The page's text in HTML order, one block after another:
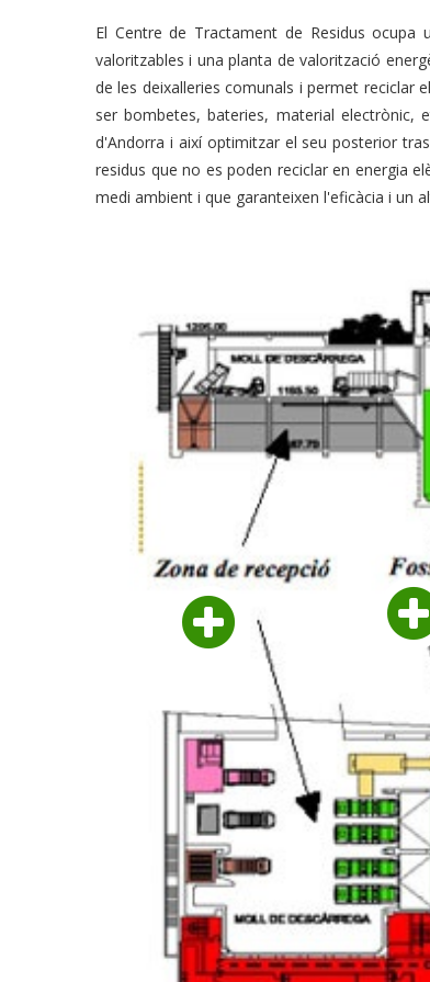
El Centre de Tractament de Residus
valoritzables i una planta de valorització
de les deixalleries comunals i permet reciclar
ser bombetes, bateries, material electrònic,
d'Andorra i així optimitzar el seu posterior
residus que no es poden reciclar en energia
medi ambient i que garanteixen l'eficàcia i un